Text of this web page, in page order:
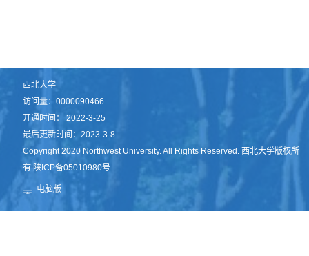
西北大学
访问量：0000090466
开通时间：2022-3-25
最后更新时间：2023-3-8
Copyright 2020 Northwest University. All Rights Reserved. 西北大学版权所
有 陕ICP备05010980号
电脑版